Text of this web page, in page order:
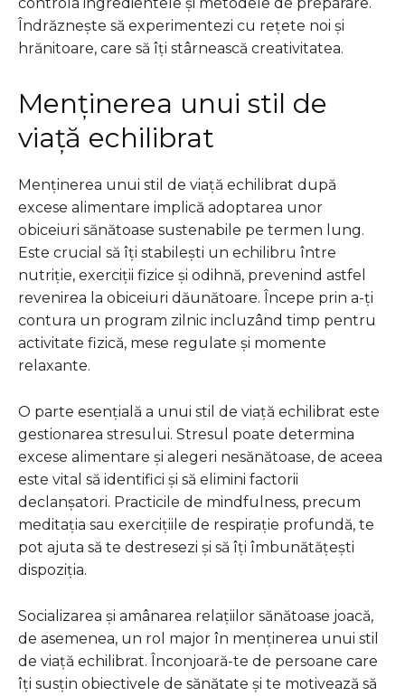
Îndrăznește să experimentezi cu rețete noi și
hrănitoare, care să îți stârnească creativitatea.
Menținerea unui stil de
viață echilibrat
Menținerea unui stil de viață echilibrat după
excese alimentare implică adoptarea unor
obiceiuri sănătoase sustenabile pe termen lung.
Este crucial să îți stabilești un echilibru între
nutriție, exerciții fizice și odihnă, prevenind astfel
revenirea la obiceiuri dăunătoare. Începe prin a-ți
contura un program zilnic incluzând timp pentru
activitate fizică, mese regulate și momente
relaxante.
O parte esențială a unui stil de viață echilibrat este
gestionarea stresului. Stresul poate determina
excese alimentare și alegeri nesănătoase, de aceea
este vital să identifici și să elimini factorii
declanșatori. Practicile de mindfulness, precum
meditația sau exercițiile de respirație profundă, te
pot ajuta să te destresezi și să îți îmbunătățești
dispoziția.
Socializarea și amânarea relațiilor sănătoase joacă,
de asemenea, un rol major în menținerea unui stil
de viață echilibrat. Înconjoară-te de persoane care
îți susțin obiectivele de sănătate și te motivează să